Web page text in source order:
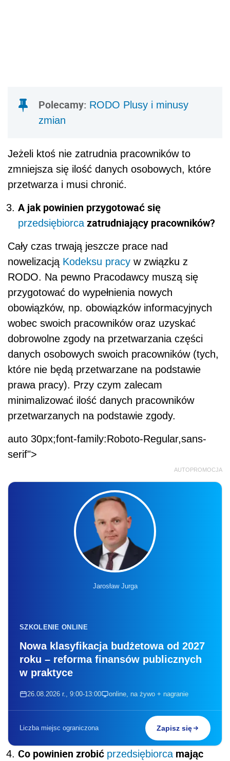
Polecamy: RODO Plusy i minusy
zmian
Jeżeli ktoś nie zatrudnia pracowników to
zmniejsza się ilość danych osobowych, które
przetwarza i musi chronić.
A jak powinien przygotować się
przedsiębiorcazatrudniający pracowników?
Cały czas trwają jeszcze prace nad
nowelizacją Kodeksu pracy w związku z
RODO. Na pewno Pracodawcy muszą się
przygotować do wypełnienia nowych
obowiązków, np. obowiązków informacyjnych
wobec swoich pracowników oraz uzyskać
dobrowolne zgody na przetwarzania części
danych osobowych swoich pracowników (tych,
które nie będą przetwarzane na podstawie
prawa pracy). Przy czym zalecam
minimalizować ilość danych pracowników
przetwarzanych na podstawie zgody.
auto 30px;font-family:Roboto-Regular,sans-
serif">
AUTOPROMOCJA
Jarosław Jurga
SZKOLENIE ONLINE
Nowa klasyfikacja budżetowa od 2027
roku – reforma finansów publicznych
w praktyce
26.08.2026 r., 9:00-13:00 online, na żywo + nagranie
Liczba miejsc ograniczona Zapisz się
Co powinien zrobić przedsiębiorcamając